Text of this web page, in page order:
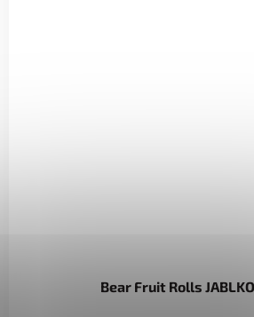
Bear Fruit Rolls